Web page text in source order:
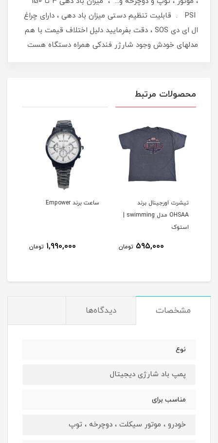
PSI . قابلیت تنظیم دستی میزان باد دهی ، دارای چراغ
ال ای دی SOS ، دقت بفرمایید دلیل اختلاف قیمت با هم
مدلهای خودش وجود شارژر فندکی همراه دستگاه هست
محصولات مرتبط
تیشرت اورجینال برند
استوک
595,000 تومان
ساعت برند Empower
1,990,000 تومان
مشخصات دیدگاه‌ها
نوع
پمپ باد شارژی دیجیتال
مناسب برای
خودرو ، موتور سیکلت ، دوچرخه ، توپ